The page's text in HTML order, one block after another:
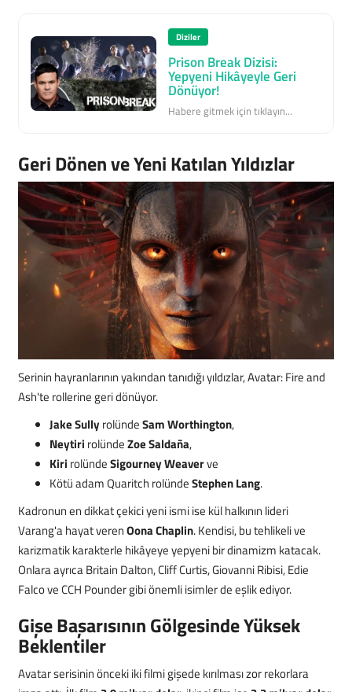
Diziler
Prison Break Dizisi:
Yepyeni Hikâyeyle Geri
Dönüyor!
Habere gitmek için tıklayın...
Geri Dönen ve Yeni Katılan Yıldızlar
Serinin hayranlarının yakından tanıdığı yıldızlar, Avatar: Fire and
Ash'te rollerine geri dönüyor.
Jake SullyrolündeSam Worthington,
Neytiri rolündeZoe Saldaña,
Kiri rolündeSigourney Weaverve
Kötü adam Quaritch rolündeStephen Lang.
Kadronun en dikkat çekici yeni ismi ise kül halkının lideri
Varang'a hayat verenOona Chaplin. Kendisi, bu tehlikeli ve
karizmatik karakterle hikâyeye yepyeni bir dinamizm katacak.
Onlara ayrıca Britain Dalton, Cliff Curtis, Giovanni Ribisi, Edie
Falco ve CCH Pounder gibi önemli isimler de eşlik ediyor.
Gişe Başarısının Gölgesinde Yüksek
Beklentiler
Avatar serisinin önceki iki filmi gişede kırılması zor rekorlara